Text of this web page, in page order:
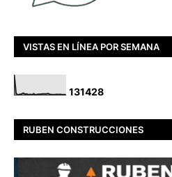
VISTAS EN LÍNEA POR SEMANA
131428
RUBEN CONSTRUCCIONES